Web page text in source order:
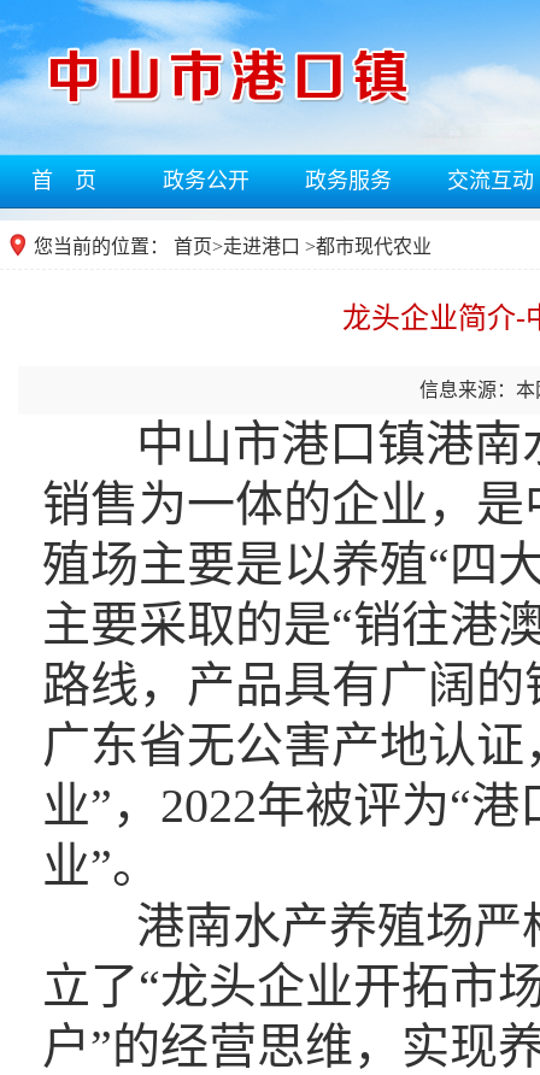
首 页 政务公开 政务服务 交流互动
您当前的位置： 首页>走进港口 >都市现代农业
龙头企业简介-
信息来源：本
中山市港口镇港
销售为一体的企业，
殖场主要是以养殖“四
主要采取的是“销往港
路线，产品具有广阔
广东省无公害产地认
业”，2022年被评为“
业”。
港南水产养殖场
立了“龙头企业开拓市
户”的经营思维，实现